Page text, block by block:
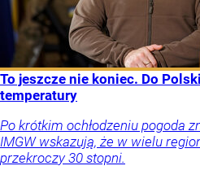
To jeszcze nie koniec. Do
temperatury
Po krótkim ochłodzeniu pogoda
IMGW wskazują, że w wielu
przekroczy 30 stopni.